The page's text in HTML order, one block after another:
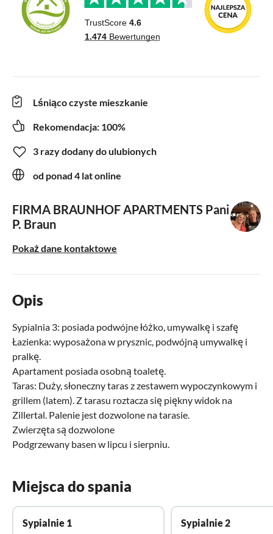
Lśniąco czyste mieszkanie
Rekomendacja: 100%
3 razy dodany do ulubionych
od ponad 4 lat online
FIRMA BRAUNHOF APARTMENTS Pani
P. Braun
Pokaż dane kontaktowe
Opis
Sypialnia 3: posiada podwójne łóżko, umywalkę i szafę
Łazienka: wyposażona w prysznic, podwójną umywalkę i
pralkę.
Apartament posiada osobną toaletę.
Taras: Duży, słoneczny taras z zestawem wypoczynkowym i
grillem (latem). Z tarasu roztacza się piękny widok na
Zillertal. Palenie jest dozwolone na tarasie.
Zwierzęta są dozwolone
Podgrzewany basen w lipcu i sierpniu.
Miejsca do spania
Sypialnie 1
Sypialnie 2